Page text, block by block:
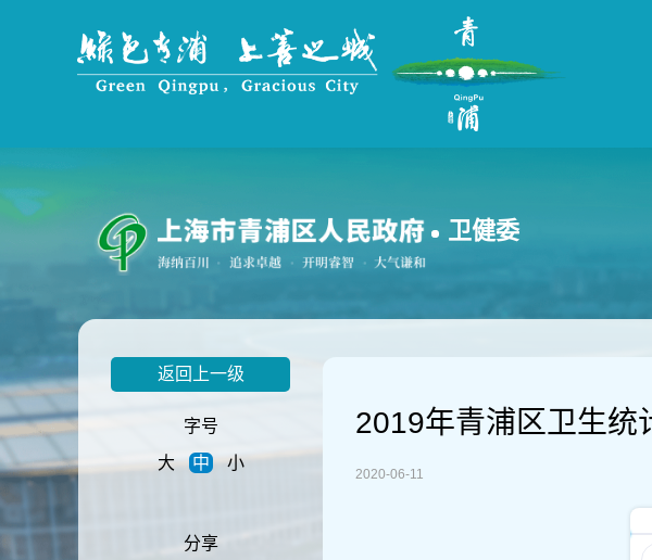
到
主
要
内
卫健委
返回上一级
字号
大
中 小
分享
2019年青浦区卫生统
2020-06-11